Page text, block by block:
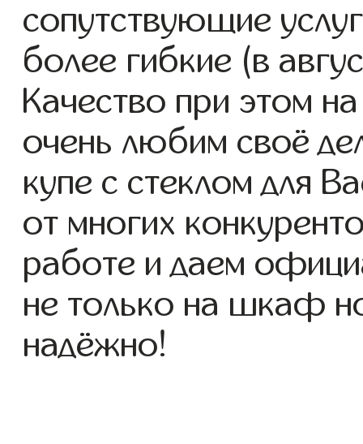
сопутствующие
более гибкие (в
Качество при этом
очень любим своё
купе с стеклом для
от многих
работе и даем
не только на шкаф
надёжно!